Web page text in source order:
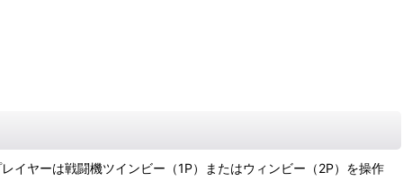
イヤーは戦闘機ツインビー（1P）またはウィンビー（2P）を操作